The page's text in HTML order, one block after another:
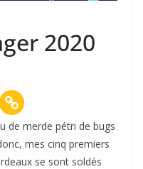
2020
de merde pétri de bugs
mes cinq premiers
se sont soldés